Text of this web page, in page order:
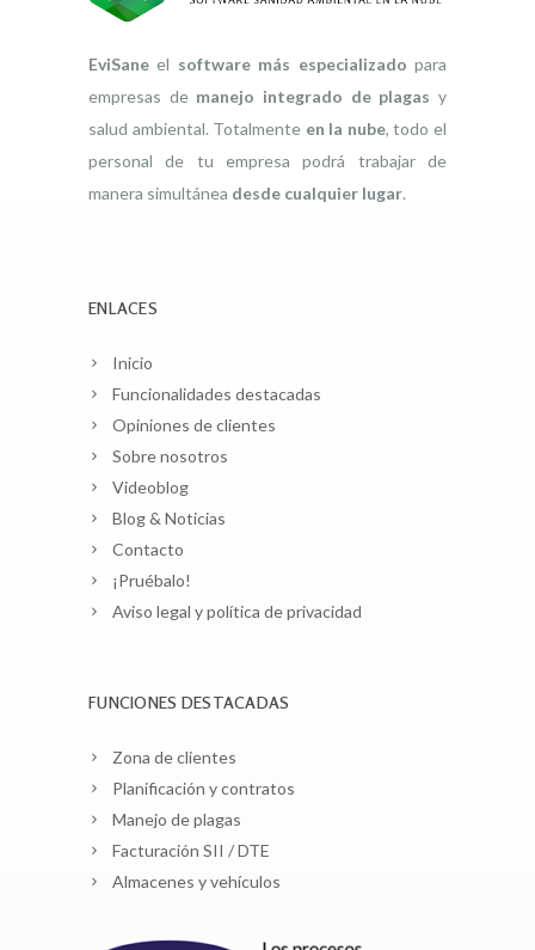
EviSane el software más especializado para
empresas de manejo integrado de plagas y
salud ambiental. Totalmente en la nube, todo el
personal de tu empresa podrá trabajar de
manera simultánea desde cualquier lugar.
ENLACES
Inicio
Funcionalidades destacadas
Opiniones de clientes
Sobre nosotros
Videoblog
Blog & Noticias
Contacto
¡Pruébalo!
Aviso legal y política de privacidad
FUNCIONES DESTACADAS
Zona de clientes
Planificación y contratos
Manejo de plagas
Facturación SII / DTE
Almacenes y vehículos